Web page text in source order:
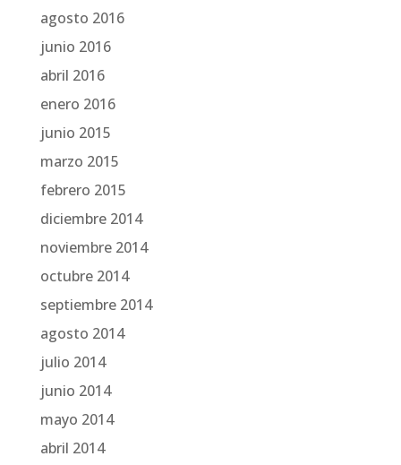
agosto 2016
junio 2016
abril 2016
enero 2016
junio 2015
marzo 2015
febrero 2015
diciembre 2014
noviembre 2014
octubre 2014
septiembre 2014
agosto 2014
julio 2014
junio 2014
mayo 2014
abril 2014